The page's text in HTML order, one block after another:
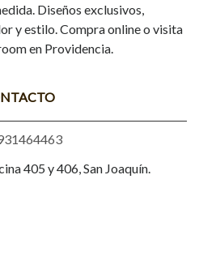
Diseños exclusivos,
y estilo. Compra online o visita
en Providencia.
405 y 406, San Joaquín.